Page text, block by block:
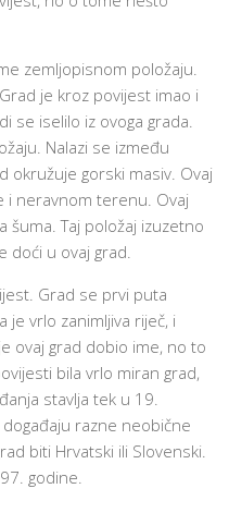
zemljopisnom položaju.
je kroz povijest imao i
se iselilo iz ovoga grada.
Nalazi se između
okružuje gorski masiv. Ovaj
i neravnom terenu. Ovaj
šuma. Taj položaj izuzetno
doći u ovaj grad.
Grad se prvi puta
je vrlo zanimljiva riječ, i
ovaj grad dobio ime, no to
bila vrlo miran grad,
stavlja tek u 19.
razne neobične
biti Hrvatski ili Slovenski.
godine.